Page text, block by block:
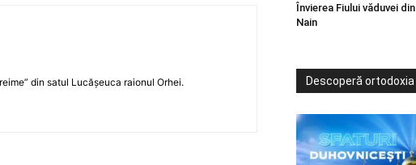
din satul Lucășeuca raionul Orhei.
Învierea Fiului văduvei din
Nain
Descoperă ortodoxia